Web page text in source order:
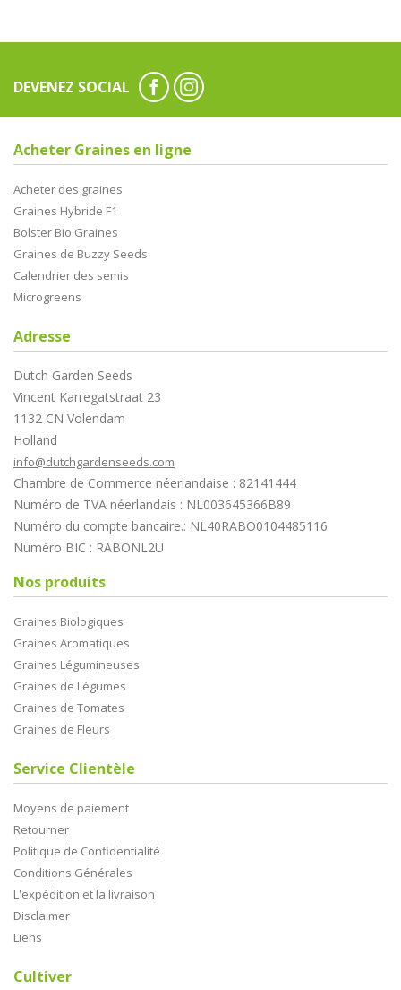
DEVENEZ SOCIAL
Acheter Graines en ligne
Acheter des graines
Graines Hybride F1
Bolster Bio Graines
Graines de Buzzy Seeds
Calendrier des semis
Microgreens
Adresse
Dutch Garden Seeds
Vincent Karregatstraat 23
1132 CN Volendam
Holland
info@dutchgardenseeds.com
Chambre de Commerce néerlandaise : 82141444
Numéro de TVA néerlandais : NL003645366B89
Numéro du compte bancaire.: NL40RABO0104485116
Numéro BIC : RABONL2U
Nos produits
Graines Biologiques
Graines Aromatiques
Graines Légumineuses
Graines de Légumes
Graines de Tomates
Graines de Fleurs
Service Clientèle
Moyens de paiement
Retourner
Politique de Confidentialité
Conditions Générales
L'expédition et la livraison
Disclaimer
Liens
Cultiver